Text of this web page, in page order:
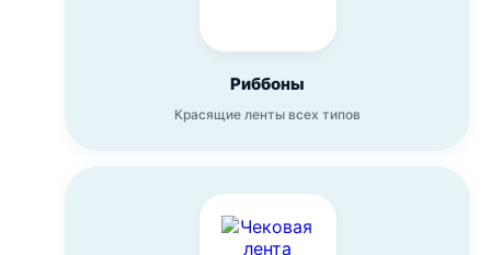
Риббоны
Красящие ленты всех типов